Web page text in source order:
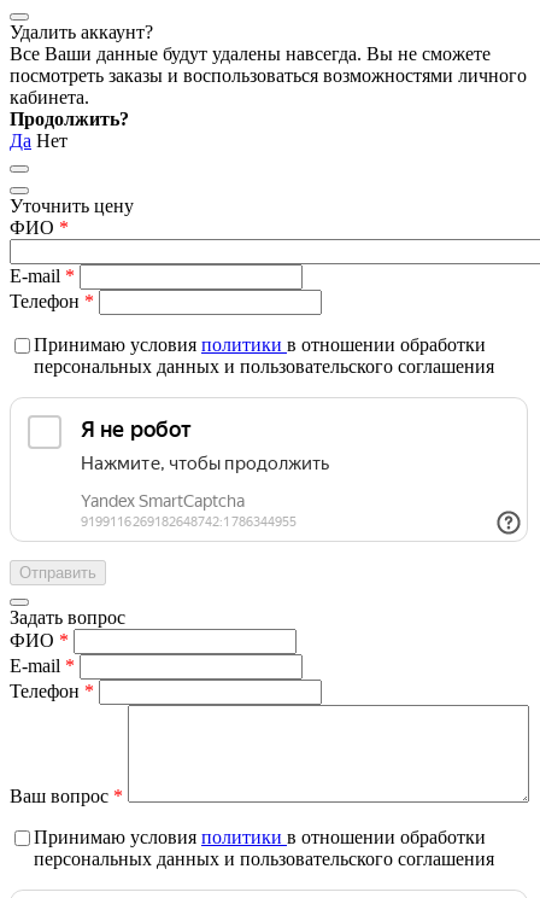
Удалить аккаунт?
Все Ваши данные будут удалены навсегда. Вы не сможете
посмотреть заказы и воспользоваться возможностями личного
кабинета.
Продолжить?
Да Нет
Уточнить цену
ФИО *
E-mail *
Телефон *
Принимаю условия политики в отношении обработки
персональных данных и пользовательского соглашения
Задать вопрос
ФИО *
E-mail *
Телефон *
Ваш вопрос *
Принимаю условия политики в отношении обработки
персональных данных и пользовательского соглашения